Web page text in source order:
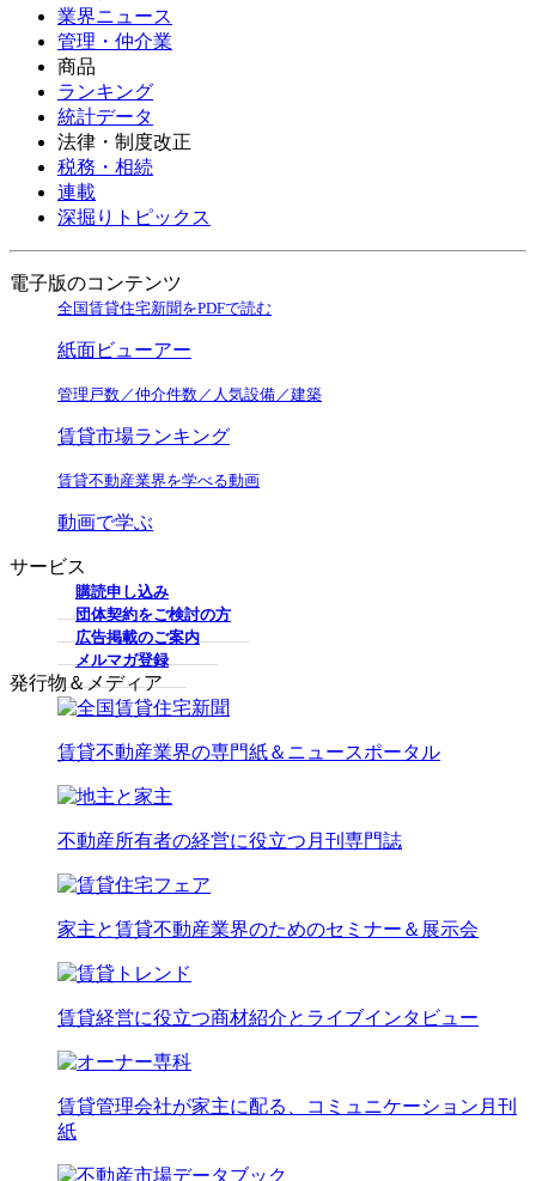
業界ニュース
管理・仲介業
商品
ランキング
統計データ
法律・制度改正
税務・相続
連載
深掘りトピックス
電子版のコンテンツ
全国賃貸住宅新聞をPDFで読む
紙面ビューアー
管理戸数／仲介件数／人気設備／建築
賃貸市場ランキング
賃貸不動産業界を学べる動画
動画で学ぶ
サービス
購読申し込み
団体契約をご検討の方
広告掲載のご案内
メルマガ登録
発行物＆メディア
賃貸不動産業界の専門紙＆ニュースポータル
不動産所有者の経営に役立つ月刊専門誌
家主と賃貸不動産業界のためのセミナー＆展示会
賃貸経営に役立つ商材紹介とライブインタビュー
賃貸管理会社が家主に配る、コミュニケーション月刊
紙